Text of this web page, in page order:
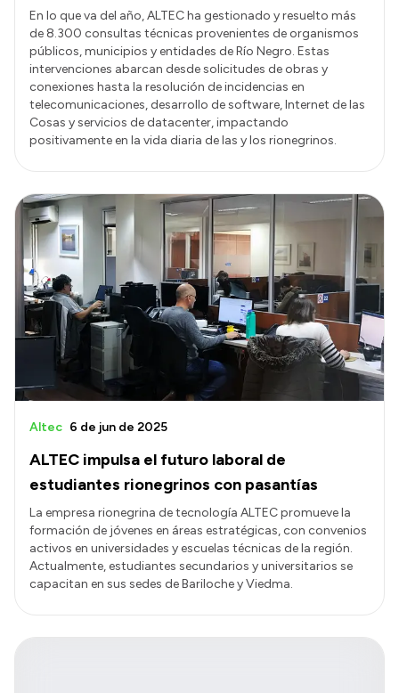
En lo que va del año, ALTEC ha gestionado y resuelto más
de 8.300 consultas técnicas provenientes de organismos
públicos, municipios y entidades de Río Negro. Estas
intervenciones abarcan desde solicitudes de obras y
conexiones hasta la resolución de incidencias en
telecomunicaciones, desarrollo de software, Internet de las
Cosas y servicios de datacenter, impactando
positivamente en la vida diaria de las y los rionegrinos.
ALTEC impulsa el futuro laboral de
estudiantes rionegrinos con pasantías
Altec 6 de jun de 2025
La empresa rionegrina de tecnología ALTEC promueve la
formación de jóvenes en áreas estratégicas, con convenios
activos en universidades y escuelas técnicas de la región.
Actualmente, estudiantes secundarios y universitarios se
capacitan en sus sedes de Bariloche y Viedma.